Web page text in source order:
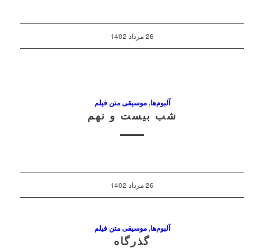
26 مرداد 1402
آلبوم‌ها,موسیقی متن فیلم
شب بیست و نهم
26 مرداد 1402
آلبوم‌ها,موسیقی متن فیلم
گذرگاه